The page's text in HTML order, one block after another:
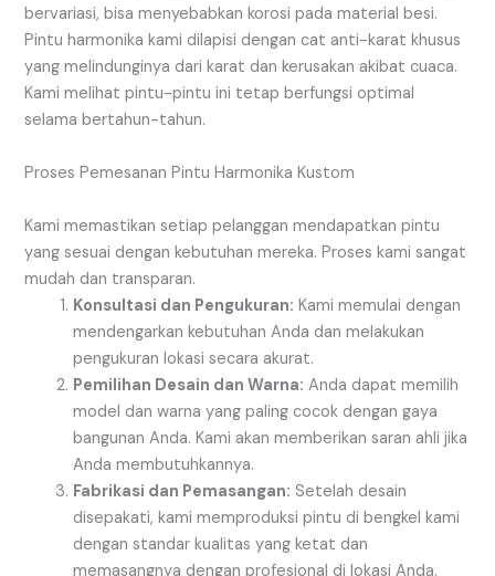
bervariasi, bisa menyebabkan korosi pada material besi.
Pintu harmonika kami dilapisi dengan cat anti-karat khusus
yang melindunginya dari karat dan kerusakan akibat cuaca.
Kami melihat pintu-pintu ini tetap berfungsi optimal
selama bertahun-tahun.
Proses Pemesanan Pintu Harmonika Kustom
Kami memastikan setiap pelanggan mendapatkan pintu
yang sesuai dengan kebutuhan mereka. Proses kami sangat
mudah dan transparan.
Konsultasi dan Pengukuran: Kami memulai dengan
mendengarkan kebutuhan Anda dan melakukan
pengukuran lokasi secara akurat.
Pemilihan Desain dan Warna: Anda dapat memilih
model dan warna yang paling cocok dengan gaya
bangunan Anda. Kami akan memberikan saran ahli jika
Anda membutuhkannya.
Fabrikasi dan Pemasangan: Setelah desain
disepakati, kami memproduksi pintu di bengkel kami
dengan standar kualitas yang ketat dan
memasangnya dengan profesional di lokasi Anda.